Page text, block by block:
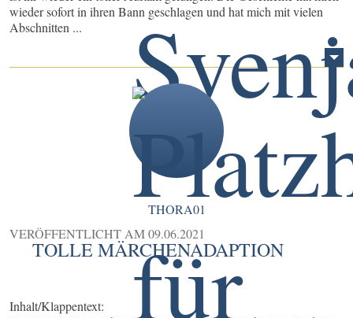
wieder sofort in ihren Bann geschlagen und hat mich mit vielen
Abschnitten ...
THORA01
VERÖFFENTLICHT AM09.06.2021
TOLLE MÄRCHENADAPTION
Inhalt/Klappentext: